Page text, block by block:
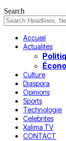
Search
Accueil
Actualites
Culture
Diaspora
Opinions
Sports
Technologie
Celebrites
Xalima TV
CONTACT